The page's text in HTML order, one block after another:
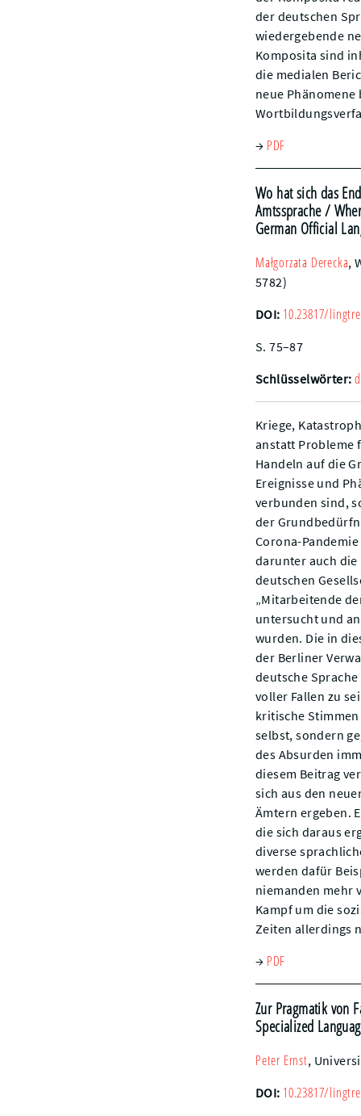
der deutschen
wiedergebende
Komposita sind
die medialen
neue
→ PDF
Wo hat sich das
Amtssprache/
German Official
Małgorzata Derecka,
5782)
DOI: 10.23817/
S. 75–87
Schlüsselwörter:
Kriege,
anstatt Probleme
Handeln auf die
Ereignisse und
verbunden sind,
der
Corona-
darunter auch
deutschen
„Mitarbeitende
untersucht und
wurden. Die in
der Berliner
deutsche
voller Fallen zu
kritische
selbst, sondern
des Absurden
diesem Beitrag
sich aus den
Ämtern ergeben.
die sich daraus
diverse
werden dafür
niemanden mehr
Kampf um die
Zeiten allerdings
→ PDF
Zur Pragmatik von
Specialized
Peter Ernst,
DOI: 10.23817/